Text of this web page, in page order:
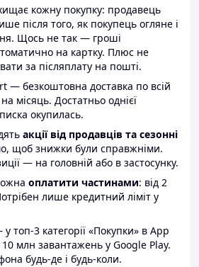
кожну покупку: продавець
після того, як покупець огляне і
Щось не так — гроші
на картку. Плюс не
за післяплату на пошті.
— безкоштовна доставка по всій
місяць. Достатньо однієї
окупилась.
акції від продавців та сезонні
щоб знижки були справжніми.
— на головній або в застосунку.
оплатити частинами: від 2
лише кредитний ліміт у
топ-3 категорії «Покупки» в App
млн завантажень у Google Play.
будь-де і будь-коли.